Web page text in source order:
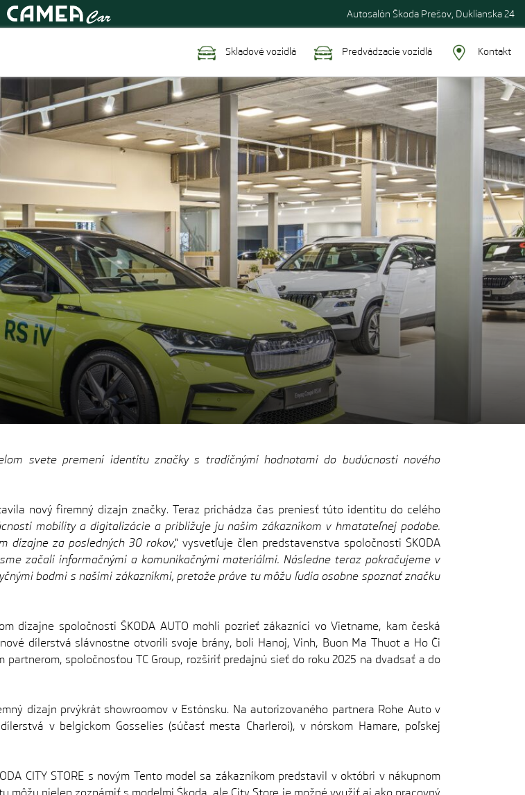
Autosalón Škoda Prešov, Duklianska 24
Skladové vozidlá Predvádzacie vozidlá Kontakt
svete premení identitu značky s tradičnými hodnotami do budúcnosti nového
nový firemný dizajn značky. Teraz prichádza čas preniesť túto identitu do celého
mobility a digitalizácie a približuje ju našim zákazníkom v hmatateľnej podobe.
dizajne za posledných 30 rokov,“ vysvetľuje člen predstavenstva spoločnosti ŠKODA
začali informačnými a komunikačnými materiálmi. Následne teraz pokračujeme v
bodmi s našimi zákazníkmi, pretože práve tu môžu ľudia osobne spoznať značku
dizajne spoločnosti ŠKODA AUTO mohli pozrieť zákazníci vo Vietname, kam česká
dílerstvá slávnostne otvorili svoje brány, boli Hanoj, Vinh, Buon Ma Thuot a Ho Či
partnerom, spoločnosťou TC Group, rozšíriť predajnú sieť do roku 2025 na dvadsať a do
dizajn prvýkrát showroomov v Estónsku. Na autorizovaného partnera Rohe Auto v
v belgickom Gosselies (súčasť mesta Charleroi), v nórskom Hamare, poľskej
CITY STORE s novým Tento model sa zákazníkom predstavil v októbri v nákupnom